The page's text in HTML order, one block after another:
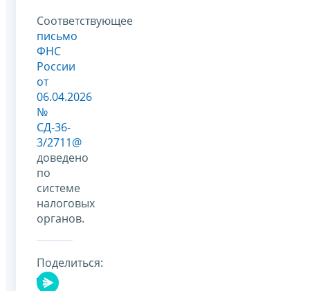
Соответствующее
письмо
ФНС
России
от
06.04.2026
№
СД-36-
3/2711@
доведено
по
системе
налоговых
органов.
Поделиться: